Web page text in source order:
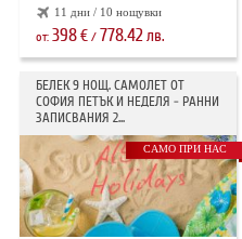
11 дни / 10 нощувки
от: 398€/ 778.42лв.
БЕЛЕК 9 НОЩ. САМОЛЕТ ОТ
СОФИЯ ПЕТЪК И НЕДЕЛЯ - РАННИ
ЗАПИСВАНИЯ 2...
САМО ПРИ НАС